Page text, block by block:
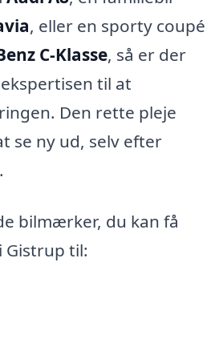
, eller en sporty coupé
C-Klasse, så er der
til at
Den rette pleje
se ny ud, selv efter
bilmærker, du kan få
Gistrup til: